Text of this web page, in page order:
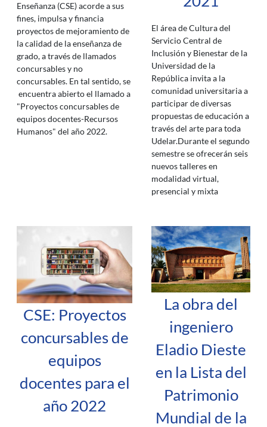
Enseñanza (CSE) acorde a sus
fines, impulsa y financia
proyectos de mejoramiento de
la calidad de la enseñanza de
grado, a través de llamados
concursables y no
concursables. En tal sentido, se
encuentra abierto el llamado a
"Proyectos concursables de
equipos docentes-Recursos
Humanos" del año 2022.
El área de Cultura del
Servicio Central de
Inclusión y Bienestar de la
Universidad de la
República invita a la
comunidad universitaria a
participar de diversas
propuestas de educación a
través del arte para toda
Udelar.Durante el segundo
semestre se ofrecerán seis
nuevos talleres en
modalidad virtual,
presencial y mixta
CSE: Proyectos
concursables de
equipos
docentes para el
año 2022
La obra del
ingeniero
Eladio Dieste
en la Lista del
Patrimonio
Mundial de la